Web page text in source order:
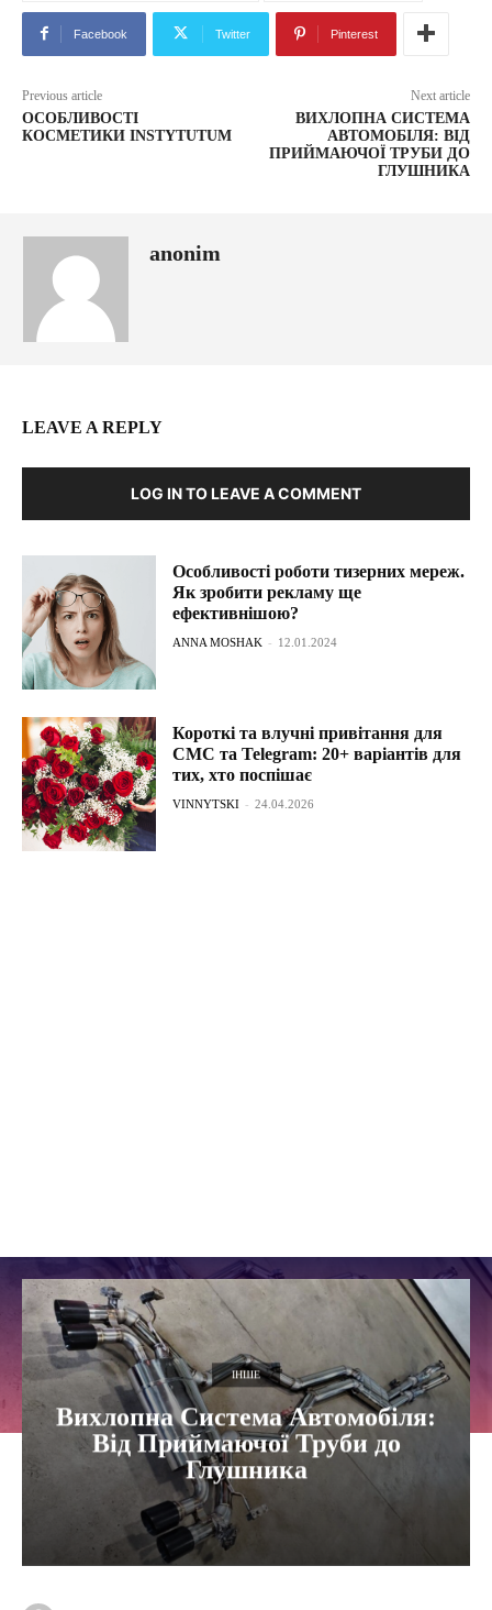
Facebook Twitter Pinterest
Previous article
ОСОБЛИВОСТІ
КОСМЕТИКИ INSTYTUTUM
Next article
ВИХЛОПНА СИСТЕМА
АВТОМОБІЛЯ: ВІД
ПРИЙМАЮЧОЇ ТРУБИ ДО
ГЛУШНИКА
anonim
LEAVE A REPLY
LOG IN TO LEAVE A COMMENT
Особливості роботи тизерних мереж.
Як зробити рекламу ще
ефективнішою?
ANNA MOSHAK - 12.01.2024
Короткі та влучні привітання для
СМС та Telegram: 20+ варіантів для
тих, хто поспішає
VINNYTSKI - 24.04.2026